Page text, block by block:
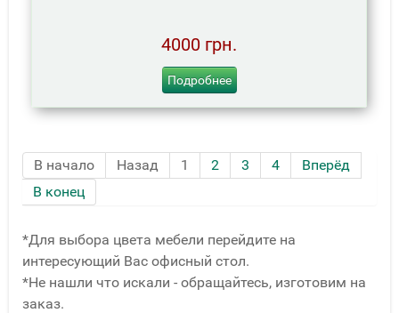
4000 грн.
Подробнее
В начало Назад 1 2 3 4
Вперёд
В конец
*Для выбора цвета мебели перейдите на
интересующий Вас офисный стол.
*Не нашли что искали - обращайтесь, изготовим на
заказ.